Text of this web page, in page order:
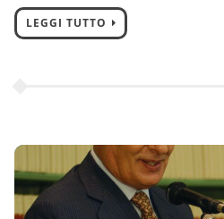
LEGGI TUTTO